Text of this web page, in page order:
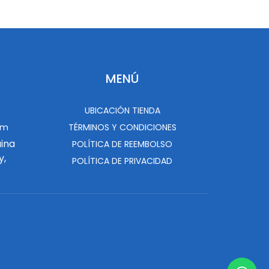
MENÚ
UBICACIÓN TIENDA
TÉRMINOS Y CONDICIONES
POLÍTICA DE REEMBOLSO
POLÍTICA DE PRIVACIDAD